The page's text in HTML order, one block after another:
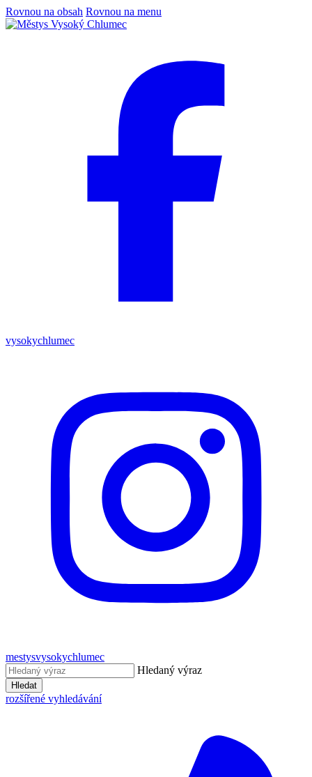
Rovnou na obsah Rovnou na menu
vysokychlumec
mestysvysokychlumec
Hledaný výraz
Hledat
rozšířené vyhledávání